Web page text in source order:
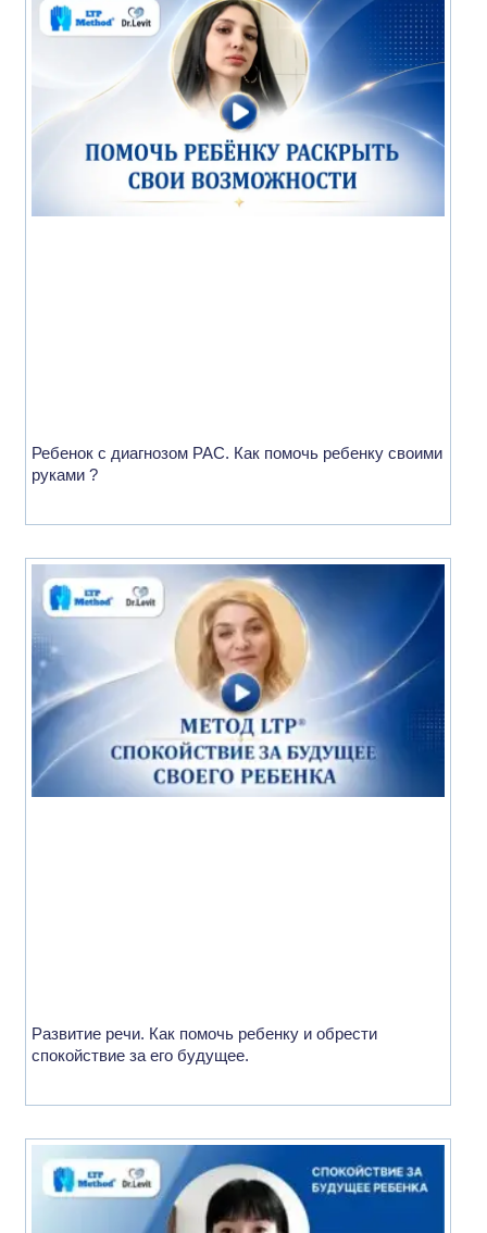
Ребенок с диагнозом РАС. Как помочь ребенку своими
руками ?
Развитие речи. Как помочь ребенку и обрести
спокойствие за его будущее.